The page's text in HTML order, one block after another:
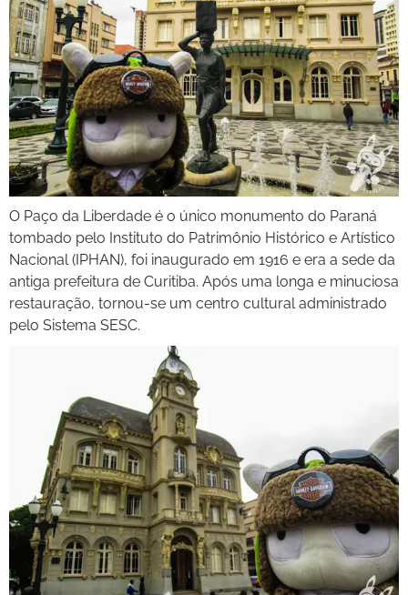
O Paço da Liberdade é o único monumento do Paraná
tombado pelo Instituto do Patrimônio Histórico e Artístico
Nacional (IPHAN), foi inaugurado em 1916 e era a sede da
antiga prefeitura de Curitiba. Após uma longa e minuciosa
restauração, tornou-se um centro cultural administrado
pelo Sistema SESC.